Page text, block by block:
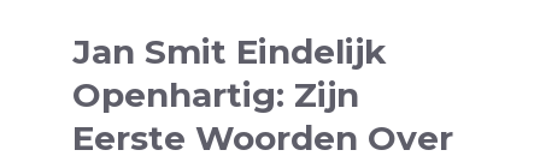
Jan Smit Eindelijk
Openhartig: Zijn
Eerste Woorden Over